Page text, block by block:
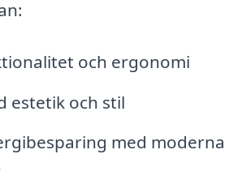
och ergonomi
estetik och stil
med moderna